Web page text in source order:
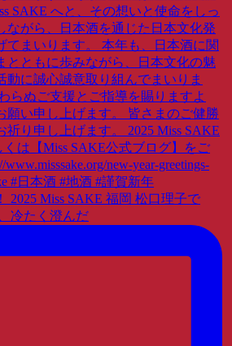
2025 Miss SAKE 福岡 松口理子で
冷たく澄んだ